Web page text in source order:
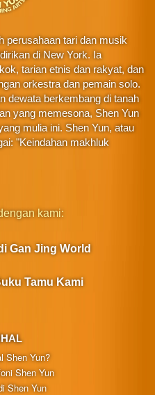
perusahaan tari dan musik
di New York. Ia
tarian etnis dan rakyat, dan
orkestra dan pemain solo.
dewata berkembang di tanah
yang memesona, Shen Yun
mulia ini. Shen Yun, atau
"Keindahan makhluk
Shen Yun?
Shen Yun
Shen Yun
kami:
Gan Jing World
Tamu Kami